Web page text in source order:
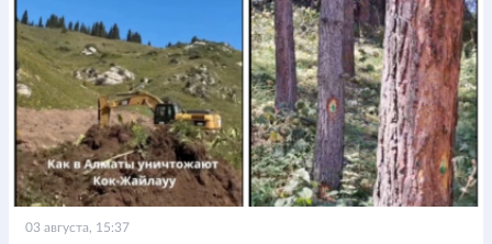
03 августа, 15:37